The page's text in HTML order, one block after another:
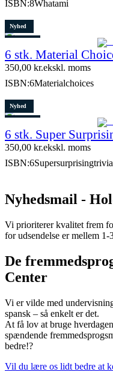
ISBN:8Whatami
Nyhed
5 stk. tilbage
6 stk. Material
350,00 kr.ekskl. moms
ISBN:6Materialchoices
Nyhed
8 stk. tilbage
6 stk. Super
350,00 kr.ekskl. moms
ISBN:6Supersurprisingtrivia
Nyhedsmail -
Vi prioriterer kvalitet frem
for udsendelse er mellem 1-
De
Center
Vi er vilde med
spansk – så enkelt er det.
At få lov at bruge
spændende
bedre!?
Vil du lære os lidt bedre at